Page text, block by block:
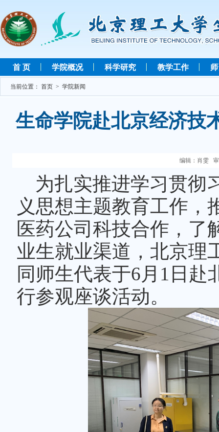
首 页 学院概况 科学研究 教学工作
当前位置： 首页 > 学院新闻
生命学院赴北京经济技
编辑：肖雯 审
为扎实推进学习贯彻
义思想主题教育工作，
医药公司科技合作，了
业生就业渠道，北京理
同师生代表于6月1日
行参观座谈活动。